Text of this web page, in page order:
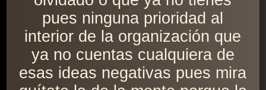
pues ninguna prioridad al
interior de la organización que
ya no cuentas cualquiera de
esas ideas negativas pues mira